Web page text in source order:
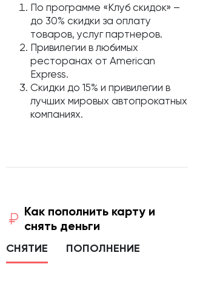
По программе «Клуб скидок» –
до 30% скидки за оплату
товаров, услуг партнеров.
Привилегии в любимых
ресторанах от American
Express.
Скидки до 15% и привилегии в
лучших мировых автопрокатных
компаниях.
Как пополнить карту и
снять деньги
СНЯТИЕ ПОПОЛНЕНИЕ